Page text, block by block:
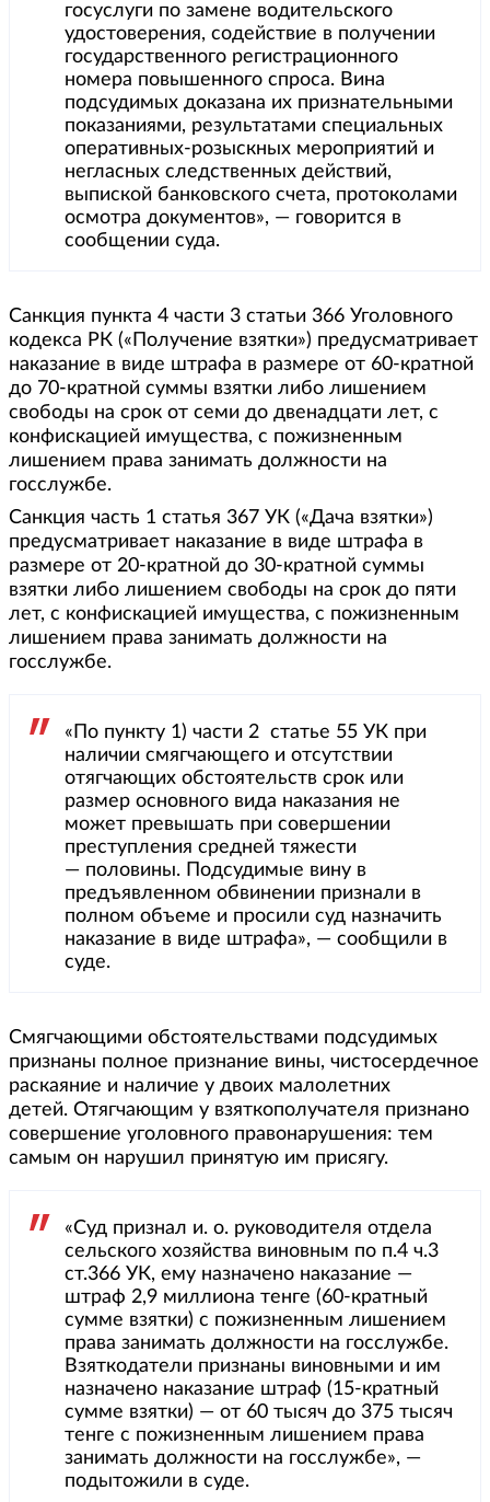
госуслуги по замене водительского
удостоверения, содействие в получении
государственного регистрационного
номера повышенного спроса. Вина
подсудимых доказана их признательными
показаниями, результатами специальных
оперативных-розыскных мероприятий и
негласных следственных действий,
выпиской банковского счета, протоколами
осмотра документов», — говорится в
сообщении суда.
Санкция пункта 4 части 3 статьи 366 Уголовного
кодекса РК («Получение взятки») предусматривает
наказание в виде штрафа в размере от 60-кратной
до 70-кратной суммы взятки либо лишением
свободы на срок от семи до двенадцати лет, с
конфискацией имущества, с пожизненным
лишением права занимать должности на
госслужбе.
Санкция часть 1 статья 367 УК («Дача взятки»)
предусматривает наказание в виде штрафа в
размере от 20-кратной до 30-кратной суммы
взятки либо лишением свободы на срок до пяти
лет, с конфискацией имущества, с пожизненным
лишением права занимать должности на
госслужбе.
«По пункту 1) части 2 статье 55 УК при
наличии смягчающего и отсутствии
отягчающих обстоятельств срок или
размер основного вида наказания не
может превышать при совершении
преступления средней тяжести
— половины. Подсудимые вину в
предъявленном обвинении признали в
полном объеме и просили суд назначить
наказание в виде штрафа», — сообщили в
суде.
Смягчающими обстоятельствами подсудимых
признаны полное признание вины, чистосердечное
раскаяние и наличие у двоих малолетних
детей. Отягчающим у взяткополучателя признано
совершение уголовного правонарушения: тем
самым он нарушил принятую им присягу.
«Суд признал и. о. руководителя отдела
сельского хозяйства виновным по п.4 ч.3
ст.366 УК, ему назначено наказание —
штраф 2,9 миллиона тенге (60-кратный
сумме взятки) с пожизненным лишением
права занимать должности на госслужбе.
Взяткодатели признаны виновными и им
назначено наказание штраф (15-кратный
сумме взятки) — от 60 тысяч до 375 тысяч
тенге с пожизненным лишением права
занимать должности на госслужбе», —
подытожили в суде.